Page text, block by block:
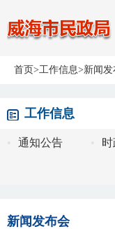
首页>工作信息>新闻发
工作信息
通知公告
新闻发布会